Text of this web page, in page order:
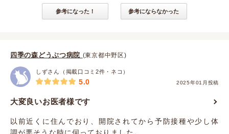
参考になった！ 参考にならなかった
四季の森どうぶつ病院 (東京都中野区)
しずさん（掲載口コミ2件・ネコ）
2025年01月投稿
5.0
大変良いお医者様です
以前近くに住んでおり、開院されてから予防接種や少し体